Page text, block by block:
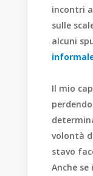
incontri
sulle
alcuni
Il mio
volontà
stavo
Anche